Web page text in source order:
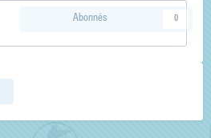
Abonnés 0